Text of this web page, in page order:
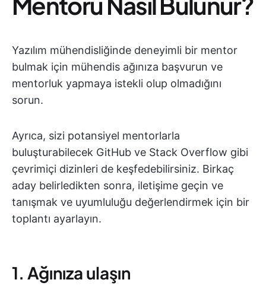
Yazılım mühendisliğinde deneyimli bir mentor
bulmak için mühendis ağınıza başvurun ve
mentorluk yapmaya istekli olup olmadığını
sorun.
Ayrıca, sizi potansiyel mentorlarla
buluşturabilecek GitHub ve Stack Overflow gibi
çevrimiçi dizinleri de keşfedebilirsiniz. Birkaç
aday belirledikten sonra, iletişime geçin ve
tanışmak ve uyumluluğu değerlendirmek için bir
toplantı ayarlayın.
1. Ağınıza ulaşın